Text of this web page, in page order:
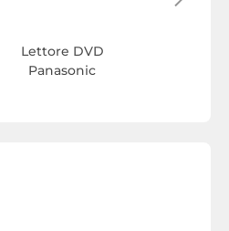
Lettore DVD
Panasonic